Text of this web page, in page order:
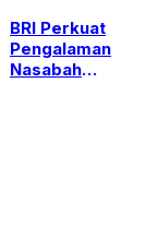
BRI Perkuat
Pengalaman
Nasabah